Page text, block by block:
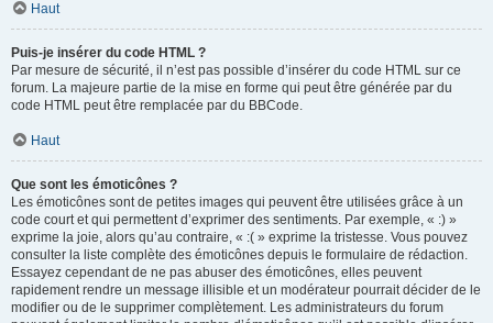
Haut
Puis-je insérer du code HTML ?
Par mesure de sécurité, il n’est pas possible d’insérer du code HTML sur ce
forum. La majeure partie de la mise en forme qui peut être générée par du
code HTML peut être remplacée par du BBCode.
Haut
Que sont les émoticônes ?
Les émoticônes sont de petites images qui peuvent être utilisées grâce à un
code court et qui permettent d’exprimer des sentiments. Par exemple, « :) »
exprime la joie, alors qu’au contraire, « :( » exprime la tristesse. Vous pouvez
consulter la liste complète des émoticônes depuis le formulaire de rédaction.
Essayez cependant de ne pas abuser des émoticônes, elles peuvent
rapidement rendre un message illisible et un modérateur pourrait décider de le
modifier ou de le supprimer complètement. Les administrateurs du forum